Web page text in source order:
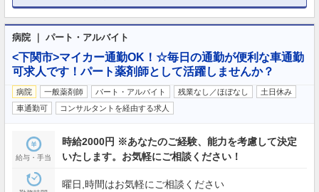
病院 ｜ パート・アルバイト
<下関市>マイカー通勤OK！☆毎日の通勤が便利な車通勤
可求人です！パート薬剤師として活躍しませんか？
病院 一般薬剤師 パート・アルバイト 残業なし／ほぼなし
土日休み
車通勤可
コンサルタントを経由する求人
給与・手当
時給2000円 ※あなたのご経験、能力を考慮して決定
いたします。お気軽にご相談ください！
曜日,時間はお気軽にご相談ください